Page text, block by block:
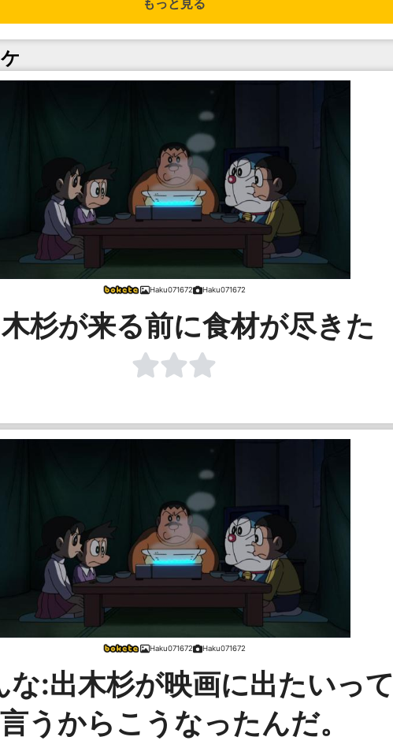
もっと見る
Haku071672 Haku071672
杉が来る前に食材が尽きた
Haku071672 Haku071672
な:出木杉が映画に出たいって
言うからこうなったんだ。